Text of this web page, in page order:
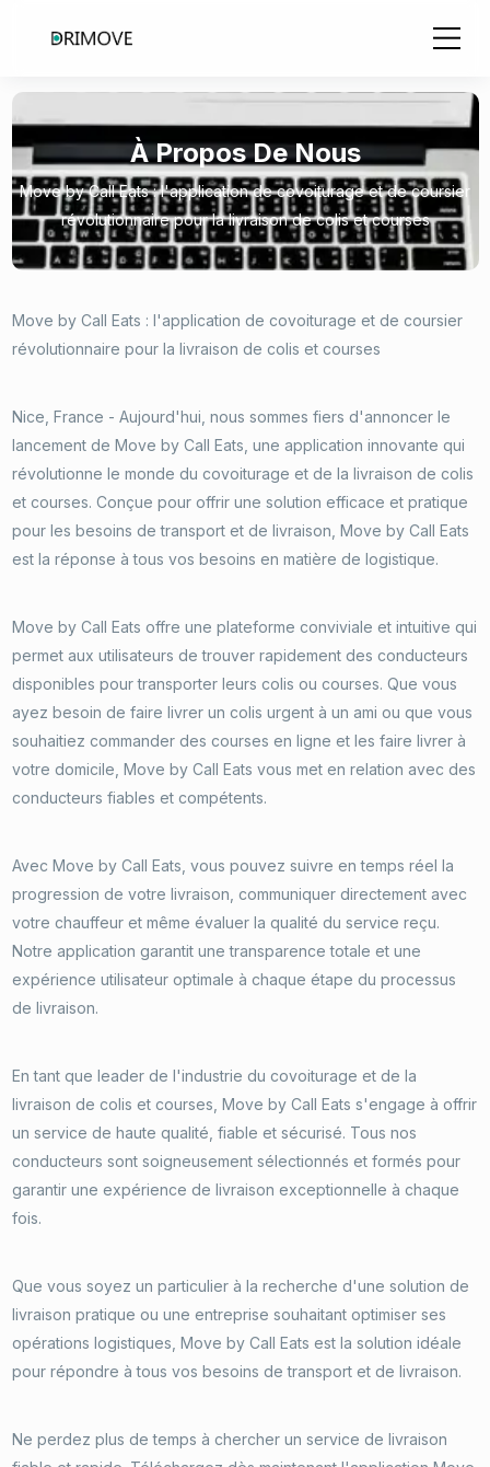
À Propos De Nous
Move by Call Eats : l'application de covoiturage et de coursier
révolutionnaire pour la livraison de colis et courses
Move by Call Eats : l'application de covoiturage et de coursier
révolutionnaire pour la livraison de colis et courses
Nice, France - Aujourd'hui, nous sommes fiers d'annoncer le
lancement de Move by Call Eats, une application innovante qui
révolutionne le monde du covoiturage et de la livraison de colis
et courses. Conçue pour offrir une solution efficace et pratique
pour les besoins de transport et de livraison, Move by Call Eats
est la réponse à tous vos besoins en matière de logistique.
Move by Call Eats offre une plateforme conviviale et intuitive qui
permet aux utilisateurs de trouver rapidement des conducteurs
disponibles pour transporter leurs colis ou courses. Que vous
ayez besoin de faire livrer un colis urgent à un ami ou que vous
souhaitiez commander des courses en ligne et les faire livrer à
votre domicile, Move by Call Eats vous met en relation avec des
conducteurs fiables et compétents.
Avec Move by Call Eats, vous pouvez suivre en temps réel la
progression de votre livraison, communiquer directement avec
votre chauffeur et même évaluer la qualité du service reçu.
Notre application garantit une transparence totale et une
expérience utilisateur optimale à chaque étape du processus
de livraison.
En tant que leader de l'industrie du covoiturage et de la
livraison de colis et courses, Move by Call Eats s'engage à offrir
un service de haute qualité, fiable et sécurisé. Tous nos
conducteurs sont soigneusement sélectionnés et formés pour
garantir une expérience de livraison exceptionnelle à chaque
fois.
Que vous soyez un particulier à la recherche d'une solution de
livraison pratique ou une entreprise souhaitant optimiser ses
opérations logistiques, Move by Call Eats est la solution idéale
pour répondre à tous vos besoins de transport et de livraison.
Ne perdez plus de temps à chercher un service de livraison